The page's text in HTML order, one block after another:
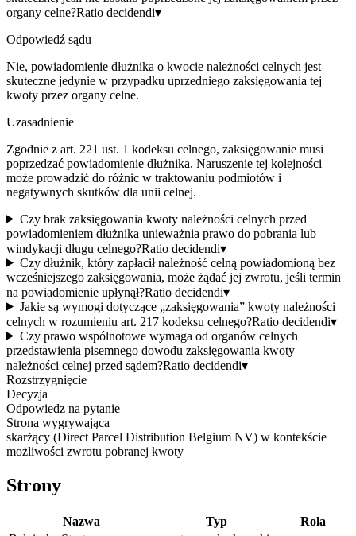
organy celne?Ratio decidendi▾
Odpowiedź sądu
Nie, powiadomienie dłużnika o kwocie należności celnych jest
skuteczne jedynie w przypadku uprzedniego zaksięgowania tej
kwoty przez organy celne.
Uzasadnienie
Zgodnie z art. 221 ust. 1 kodeksu celnego, zaksięgowanie musi
poprzedzać powiadomienie dłużnika. Naruszenie tej kolejności
może prowadzić do różnic w traktowaniu podmiotów i
negatywnych skutków dla unii celnej.
Czy brak zaksięgowania kwoty należności celnych przed
powiadomieniem dłużnika unieważnia prawo do pobrania lub
windykacji długu celnego?Ratio decidendi▾
Czy dłużnik, który zapłacił należność celną powiadomioną bez
wcześniejszego zaksięgowania, może żądać jej zwrotu, jeśli termin
na powiadomienie upłynął?Ratio decidendi▾
Jakie są wymogi dotyczące „zaksięgowania” kwoty należności
celnych w rozumieniu art. 217 kodeksu celnego?Ratio decidendi▾
Czy prawo wspólnotowe wymaga od organów celnych
przedstawienia pisemnego dowodu zaksięgowania kwoty
należności celnej przed sądem?Ratio decidendi▾
Rozstrzygnięcie
Decyzja
Odpowiedz na pytanie
Strona wygrywająca
skarżący (Direct Parcel Distribution Belgium NV) w kontekście
możliwości zwrotu pobranej kwoty
Strony
Nazwa Typ
Rola